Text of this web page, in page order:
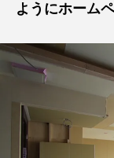
ようにホーム